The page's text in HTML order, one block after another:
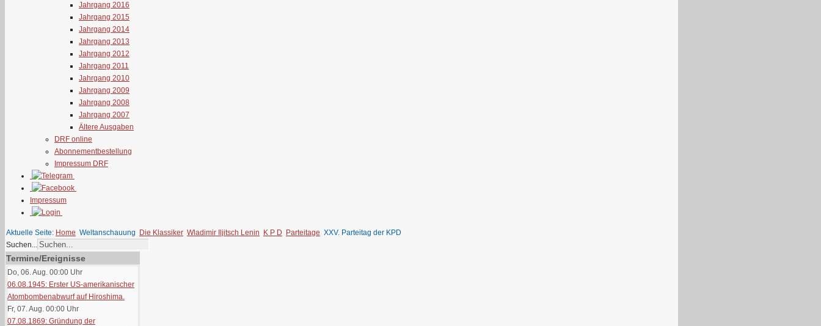
Jahrgang 2016
Jahrgang 2015
Jahrgang 2014
Jahrgang 2013
Jahrgang 2012
Jahrgang 2011
Jahrgang 2010
Jahrgang 2009
Jahrgang 2008
Jahrgang 2007
Ältere Ausgaben
DRF online
Abonnementbestellung
Impressum DRF
Impressum
Aktuelle Seite: Home Weltanschauung Die Klassiker Wladimir Iljitsch Lenin K P D Parteitage XXV. Parteitag der KPD
Suchen...
Termine/Ereignisse
Do, 06. Aug. 00:00 Uhr
06.08.1945: Erster US-amerikanischer
Atombombenabwurf auf Hiroshima.
Fr, 07. Aug. 00:00 Uhr
07.08.1869: Gründung der